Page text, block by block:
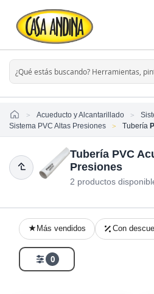
HomeAcueducto y Alcantarillado
Sistema PVC Altas Presiones
Tubería
Tubería PVC
Presiones
2 productos
Más vendidos Con
0